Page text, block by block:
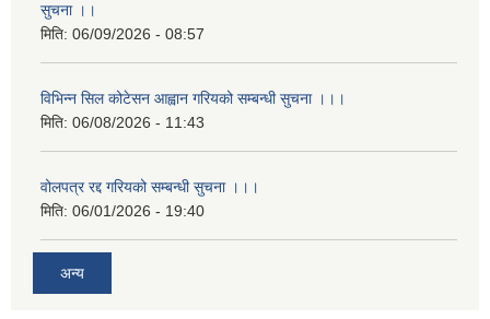
सुचना ।।
मिति: 06/09/2026 - 08:57
विभिन्न सिल कोटेसन आह्वान गरियको सम्बन्धी सुचना ।।।
मिति: 06/08/2026 - 11:43
वोलपत्र रद्द गरियको सम्बन्धी सुचना ।।।
मिति: 06/01/2026 - 19:40
अन्य